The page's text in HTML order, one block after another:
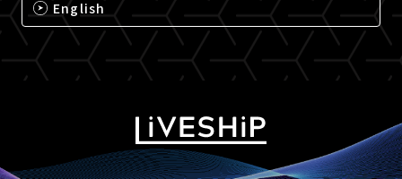
English